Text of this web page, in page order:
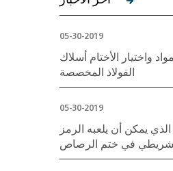
05-30-2019
واختيار الأختام أسلاك
الفولاذ المخصصة
05-30-2019
الذي يمكن أن يلعبه الرمز
في ختم الرصاص